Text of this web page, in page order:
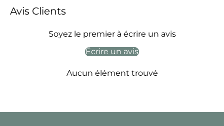
Avis Clients
Soyez le premier à écrire un avis
Écrire un avis
Aucun élément trouvé